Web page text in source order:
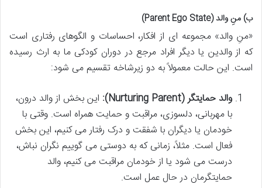
ب) منِ والد (Parent Ego State)
«منِ والد» مجموعه ای از افکار، احساسات و الگوهای رفتاری است
که از والدین یا دیگر افراد مرجع در دوران کودکی ما به ارث رسیده
است. این حالت معمولاً به دو زیرشاخه تقسیم می شود:
والد حمایتگر (Nurturing Parent):
این بخش از والد درون،
با مهربانی، دلسوزی، مراقبت و حمایت همراه است. وقتی با
خودمان یا دیگران با شفقت و درک رفتار می کنیم، این بخش
فعال است. مثلاً، زمانی که به دوستی می گوییم نگران نباش،
درست می شود یا از خودمان مراقبت می کنیم، والد
حمایتگرمان در حال عمل است.